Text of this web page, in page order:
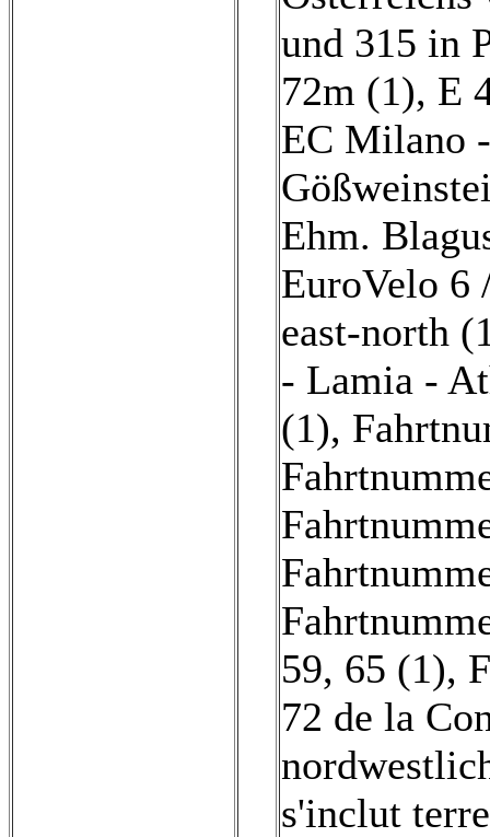
und 315 in
72m (1), E
EC Milano
Ehm.
EuroVelo 6
east-north
- Lamia -
(1),
59, 65 (1),
72 de la
s'inclut